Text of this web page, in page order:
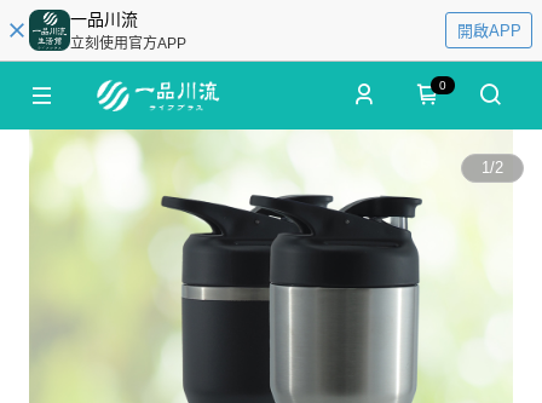
一品川流
立刻使用官方APP
開啟APP
0
1/2